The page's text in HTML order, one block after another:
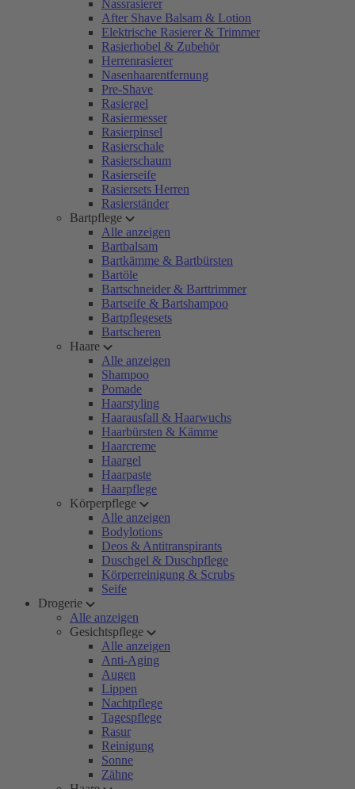
Nassrasierer
After Shave Balsam & Lotion
Elektrische Rasierer & Trimmer
Rasierhobel & Zubehör
Herrenrasierer
Nasenhaarentfernung
Pre-Shave
Rasiergel
Rasiermesser
Rasierpinsel
Rasierschale
Rasierschaum
Rasierseife
Rasiersets Herren
Rasierständer
Bartpflege
Alle anzeigen
Bartbalsam
Bartkämme & Bartbürsten
Bartöle
Bartschneider & Barttrimmer
Bartseife & Bartshampoo
Bartpflegesets
Bartscheren
Haare
Alle anzeigen
Shampoo
Pomade
Haarstyling
Haarausfall & Haarwuchs
Haarbürsten & Kämme
Haarcreme
Haargel
Haarpaste
Haarpflege
Körperpflege
Alle anzeigen
Bodylotions
Deos & Antitranspirants
Duschgel & Duschpflege
Körperreinigung & Scrubs
Seife
Drogerie
Alle anzeigen
Gesichtspflege
Alle anzeigen
Anti-Aging
Augen
Lippen
Nachtpflege
Tagespflege
Rasur
Reinigung
Sonne
Zähne